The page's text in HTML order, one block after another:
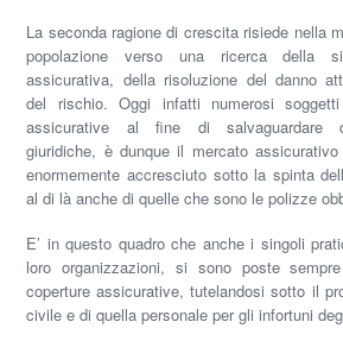
La seconda ragione di crescita risiede nella
popolazione verso una ricerca della
assicurativa, della risoluzione del danno
del rischio. Oggi infatti numerosi
assicurative al fine di salvaguardare
giuridiche, è dunque il mercato
enormemente accresciuto sotto la spinta
al di là anche di quelle che sono le polizze
E’ in questo quadro che anche i singoli
loro organizzazioni, si sono poste
coperture assicurative, tutelandosi sotto il
civile e di quella personale per gli infortuni